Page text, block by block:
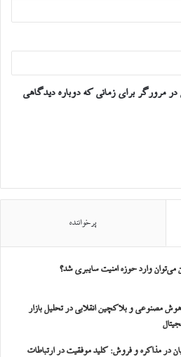
مرورگر برای زمانی که دوباره دیدگاهی
پرخواننده
می‌توان وارد حوزه امنیت سایبری شد؟
مصنوعی و بلاکچین انقلابی در تحلیل بازار
در مذاکره و فروش: کلید موفقیت در ارتباطات